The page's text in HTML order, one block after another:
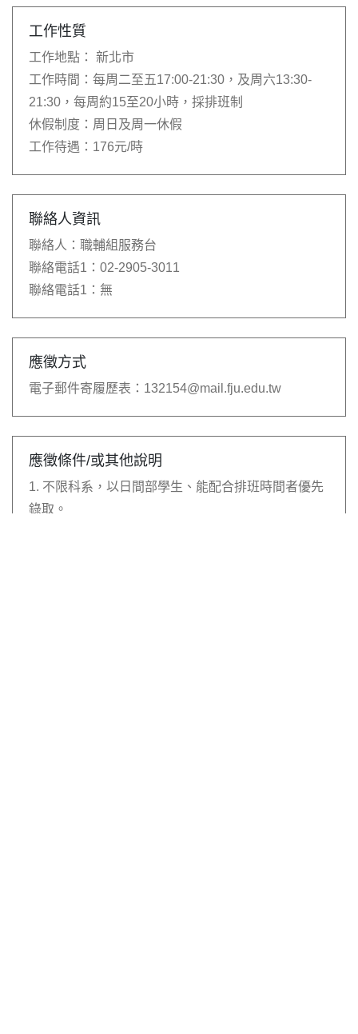
工作性質
工作地點：
新北市
工作時間： 每周二至五17:00-21:30，及周六13:30-
21:30，每周約15至20小時，採排班制
休假制度： 周日及周一休假
工作待遇： 176元/時
聯絡人資訊
聯絡人： 職輔組服務台
聯絡電話1： 02-2905-3011
聯絡電話1： 無
應徵方式
電子郵件寄履歷表： 132154@mail.fju.edu.tw
應徵條件/或其他說明
1. 不限科系，以日間部學生、能配合排班時間者優先
錄取。